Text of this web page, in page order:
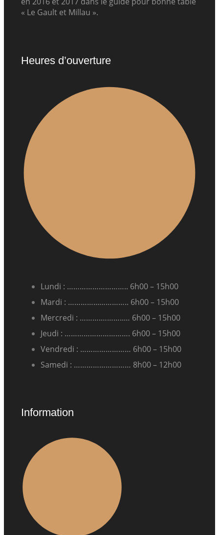
« Le Gault et Millau ».
Heures d’ouverture
Lundi : ……………………….. 6h00 – 15h00
Mardi : …………...………….. 6h00 – 15h00
Mercredi : ……….………..… 6h00 – 15h00
Jeudi : …………………………. 6h00 – 15h00
Vendredi : …………………… 6h00 – 15h00
Samedi : ……………………… 8h00 – 12h00
Information